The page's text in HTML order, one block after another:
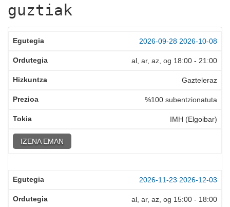
guztiak
2026-09-28 2026-10-08
al, ar, az, og 18:00 - 21:00
Gazteleraz
%100 subentzionatuta
IMH (Elgoibar)
IZENA EMAN
2026-11-23 2026-12-03
al, ar, az, og 15:00 - 18:00